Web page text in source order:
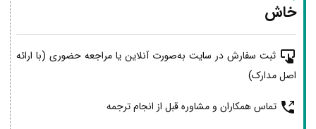
خاش
ثبت سفارش در سایت به‌صورت آنلاین یا مراجعه حضوری (با ارائه
اصل مدارک)
تماس همکاران و مشاوره قبل از انجام ترجمه